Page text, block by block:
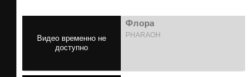
Флора
PHARAOH